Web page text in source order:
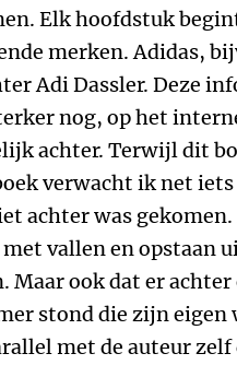
Elk hoofdstuk
merken. Adidas,
Adi Dassler. Deze
nog, op het
achter. Terwijl dit
verwacht ik net
achter was
vallen en opstaan
Maar ook dat er
stond die zijn eigen
met de auteur